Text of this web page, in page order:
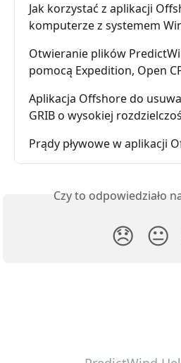
Jak korzystać z aplikacji
komputerze z systemem
Otwieranie plików
pomocą Expedition, Open
Aplikacja Offshore do
GRIB o wysokiej
Prądy pływowe w aplikacji
Czy to odpowiedziało
😞 😐